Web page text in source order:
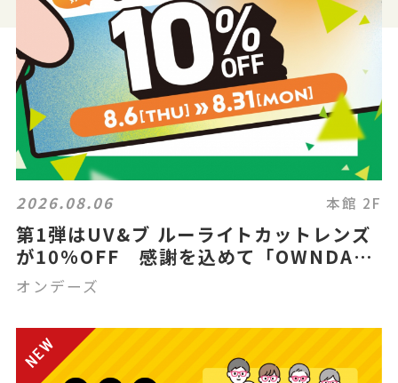
2026.08.06 本館 2F
第1弾はUV&ブ ルーライトカットレンズ
が10%OFF 感謝を込めて「OWNDAYS
THANK YOU FESTA」スタート!
オンデーズ